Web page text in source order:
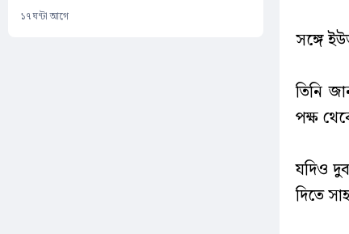
১৭ ঘন্টা আগে
সঙ্গে
তিনি
পক্ষ
যদিও
দিতে